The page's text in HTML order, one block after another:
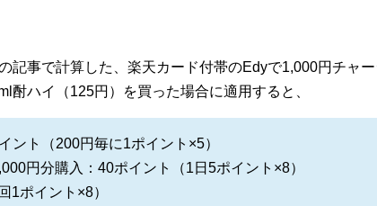
記事で計算した、楽天カード付帯のEdyで1,000円チャー
酎ハイ（125円）を買った場合に適用すると、
ント（200円毎に1ポイント×5）
円分購入：40ポイント（1日5ポイント×8）
1ポイント×8）